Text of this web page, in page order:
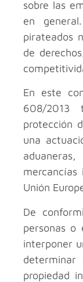
sobre las
en
pirateados
de
En este
608/2013
protección
una
Unión
De
personas o
interponer
propiedad